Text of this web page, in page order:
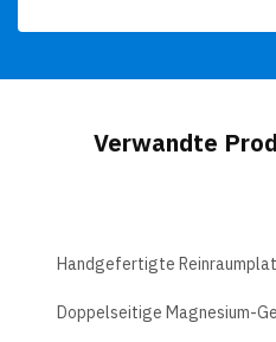
Verwandte
Handgefertigte
Doppelseitige Magnesium-